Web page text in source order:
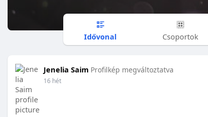
Idővonal Csoportok
Jenelia Saim Profilkép megváltoztatva
16 hét